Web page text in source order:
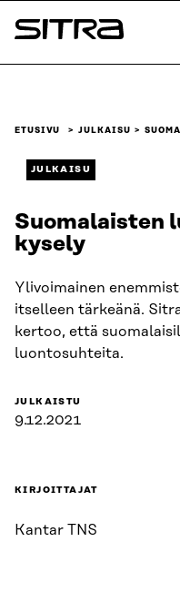
Siirry
suoraan
Sitra
ETUSIVU JULKAISU
JULKAISU
Suomalaisten
kysely
Ylivoimainen
itselleen tärkeänä.
kertoo, että
luontosuhteita.
JULKAISTU
9.12.2021
KIRJOITTAJAT
Kantar TNS